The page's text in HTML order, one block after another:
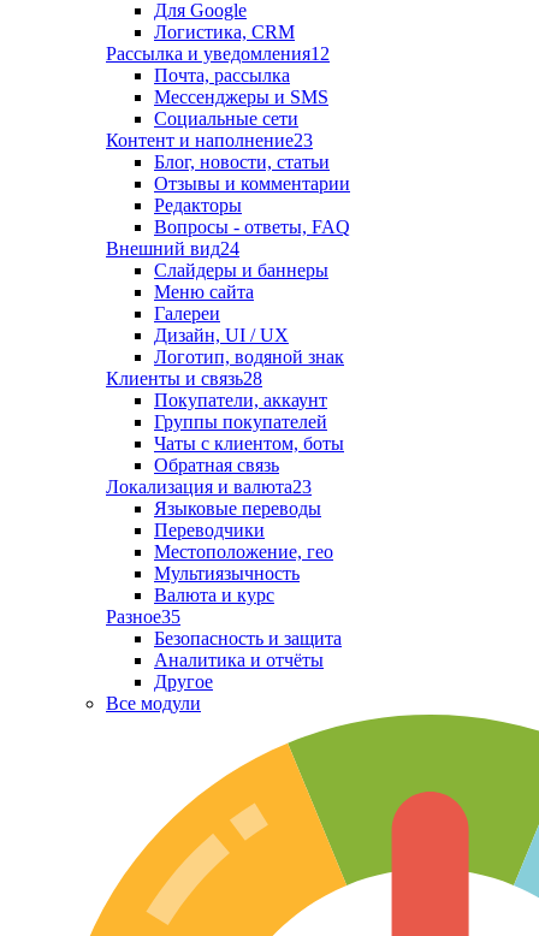
Для Google
Логистика, CRM
Рассылка и уведомления12
Почта, рассылка
Мессенджеры и SMS
Социальные сети
Контент и наполнение23
Блог, новости, статьи
Отзывы и комментарии
Редакторы
Вопросы - ответы, FAQ
Внешний вид24
Слайдеры и баннеры
Меню сайта
Галереи
Дизайн, UI / UX
Логотип, водяной знак
Клиенты и связь28
Покупатели, аккаунт
Группы покупателей
Чаты с клиентом, боты
Обратная связь
Локализация и валюта23
Языковые переводы
Переводчики
Местоположение, гео
Мультиязычность
Валюта и курс
Разное35
Безопасность и защита
Аналитика и отчёты
Другое
Все модули